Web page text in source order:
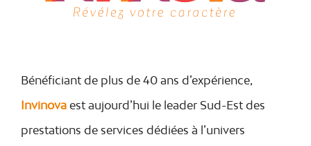
Bénéficiant de plus de 40 ans d’expérience,
Invinovaest aujourd’hui le leader Sud-Est des
prestations de services dédiées à l’univers